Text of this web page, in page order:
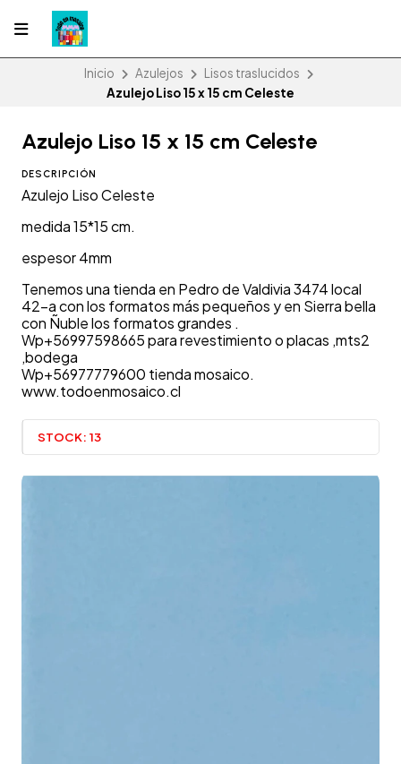
Inicio Azulejos
Lisos traslucidos
Azulejo Liso 15 x 15 cm Celeste
Azulejo Liso 15 x 15 cm Celeste
DESCRIPCIÓN
Azulejo Liso Celeste
medida 15*15 cm.
espesor 4mm
Tenemos una tienda en Pedro de Valdivia 3474 local
42-a con los formatos más pequeños y en Sierra bella
con Ñuble los formatos grandes .
Wp+56997598665 para revestimiento o placas ,mts2
,bodega
Wp+56977779600 tienda mosaico.
www.todoenmosaico.cl
STOCK: 13